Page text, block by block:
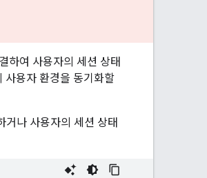
하여 사용자의 세션 상태
사용자 환경을 동기화할
거나 사용자의 세션 상태